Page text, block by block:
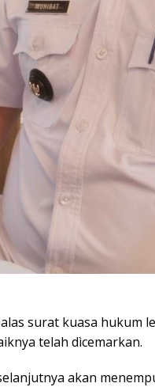
surat kuasa hukum
telah dìcemarkan.
akan